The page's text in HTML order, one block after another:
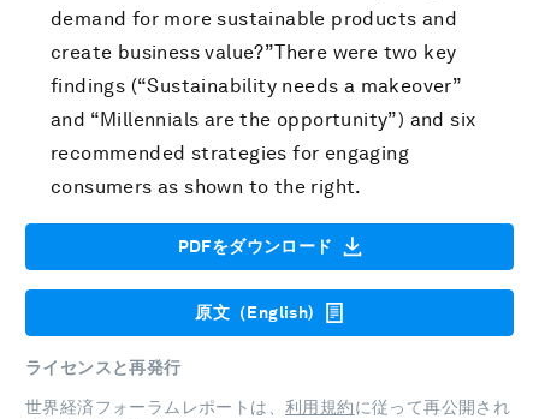
demand for more sustainable products and
create business value?”There were two key
findings (“Sustainability needs a makeover”
and “Millennials are the opportunity”) and six
recommended strategies for engaging
consumers as shown to the right.
PDFをダウンロード
原文（English)
ライセンスと再発行
世界経済フォーラムレポートは、 利用規約に従って再公開され